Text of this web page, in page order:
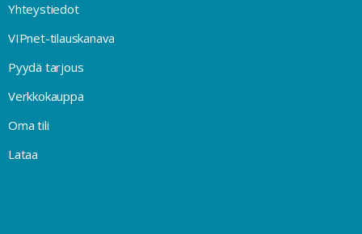
Yhteystiedot
VIPnet-tilauskanava
Pyydä tarjous
Verkkokauppa
Oma tili
Lataa